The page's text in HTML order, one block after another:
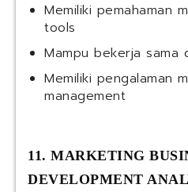
Memiliki pemahaman
tools
Mampu bekerja sama
Memiliki pengalaman
management
11. MARKETING
DEVELOPMENT